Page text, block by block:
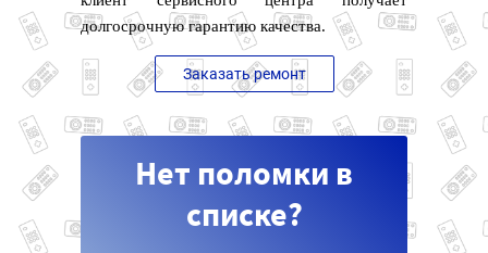
долгосрочную гарантию качества.
Заказать ремонт
Нет поломки в
списке?